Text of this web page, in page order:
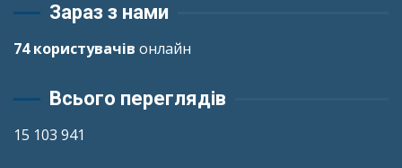
Зараз з нами
74 користувачів онлайн
Всього переглядів
15 103 941